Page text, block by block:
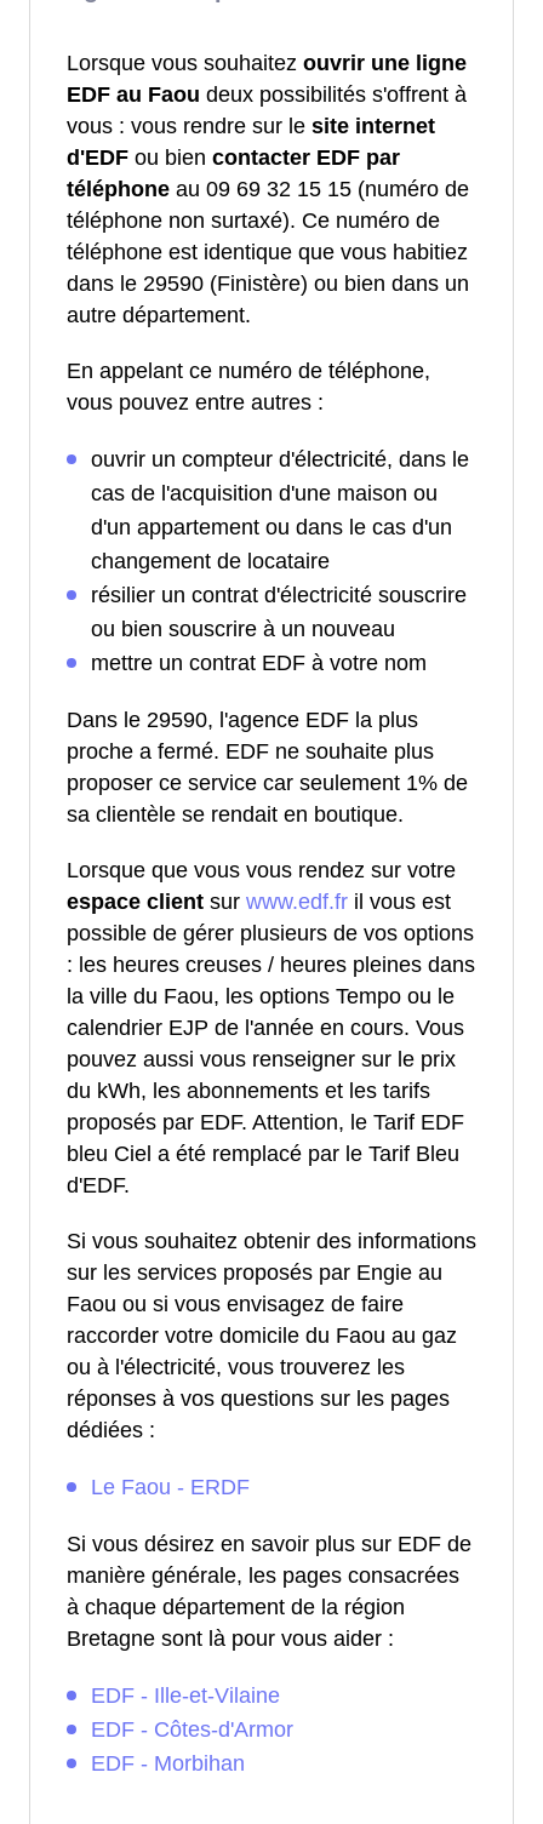
Lorsque vous souhaitez ouvrir une ligne
EDF au Faou deux possibilités s'offrent à
vous : vous rendre sur le site internet
d'EDF ou bien contacter EDF par
téléphone au 09 69 32 15 15 (numéro de
téléphone non surtaxé). Ce numéro de
téléphone est identique que vous habitiez
dans le 29590 (Finistère) ou bien dans un
autre département.
En appelant ce numéro de téléphone,
vous pouvez entre autres :
ouvrir un compteur d'électricité, dans le
cas de l'acquisition d'une maison ou
d'un appartement ou dans le cas d'un
changement de locataire
résilier un contrat d'électricité souscrire
ou bien souscrire à un nouveau
mettre un contrat EDF à votre nom
Dans le 29590, l'agence EDF la plus
proche a fermé. EDF ne souhaite plus
proposer ce service car seulement 1% de
sa clientèle se rendait en boutique.
Lorsque que vous vous rendez sur votre
espace client sur www.edf.fr il vous est
possible de gérer plusieurs de vos options
: les heures creuses / heures pleines dans
la ville du Faou, les options Tempo ou le
calendrier EJP de l'année en cours. Vous
pouvez aussi vous renseigner sur le prix
du kWh, les abonnements et les tarifs
proposés par EDF. Attention, le Tarif EDF
bleu Ciel a été remplacé par le Tarif Bleu
d'EDF.
Si vous souhaitez obtenir des informations
sur les services proposés par Engie au
Faou ou si vous envisagez de faire
raccorder votre domicile du Faou au gaz
ou à l'électricité, vous trouverez les
réponses à vos questions sur les pages
dédiées :
Le Faou - ERDF
Si vous désirez en savoir plus sur EDF de
manière générale, les pages consacrées
à chaque département de la région
Bretagne sont là pour vous aider :
EDF - Ille-et-Vilaine
EDF - Côtes-d'Armor
EDF - Morbihan